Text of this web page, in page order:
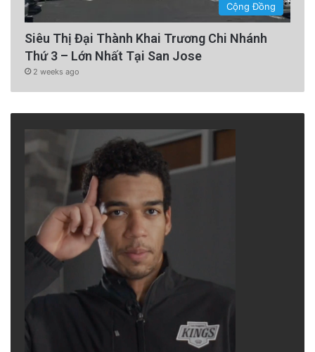
Cộng Đồng
Siêu Thị Đại Thành Khai Trương Chi Nhánh
Thứ 3 – Lớn Nhất Tại San Jose
2 weeks ago